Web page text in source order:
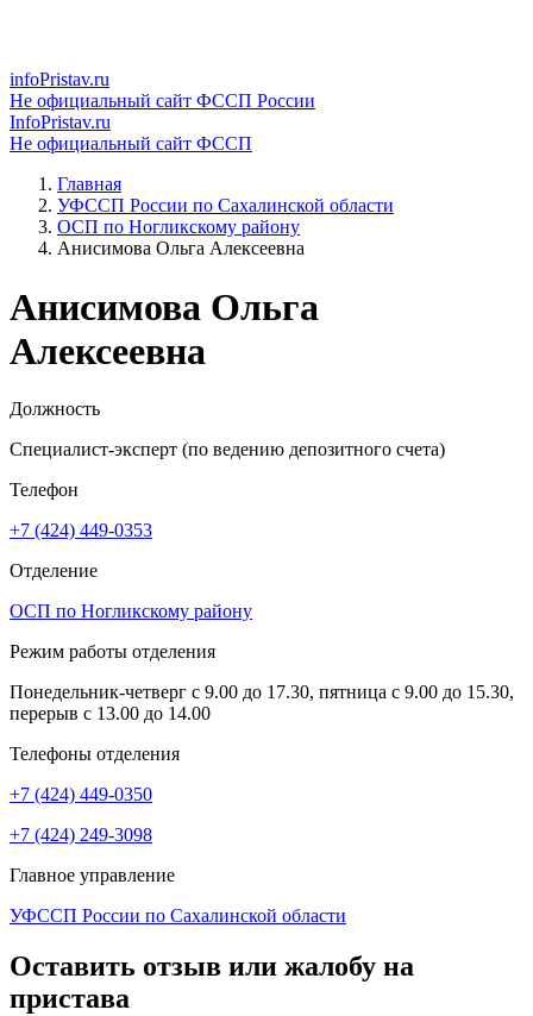
infoPristav.ru
Не официальный сайт ФССП России
InfoPristav.ru
Не официальный сайт ФССП
Главная
УФССП России по Сахалинской области
ОСП по Ногликскому району
Анисимова Ольга Алексеевна
Анисимова Ольга
Алексеевна
Должность
Специалист-эксперт (по ведению депозитного счета)
Телефон
+7 (424) 449-0353
Отделение
ОСП по Ногликскому району
Режим работы отделения
Понедельник-четверг с 9.00 до 17.30, пятница с 9.00 до 15.30,
перерыв с 13.00 до 14.00
Телефоны отделения
+7 (424) 449-0350
+7 (424) 249-3098
Главное управление
УФССП России по Сахалинской области
Оставить отзыв или жалобу на
пристава